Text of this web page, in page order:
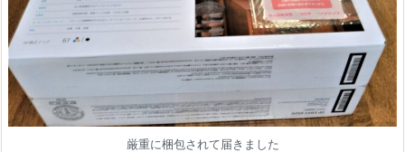
厳重に梱包されて届きました